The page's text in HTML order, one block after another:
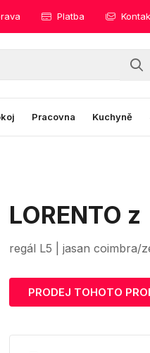
Platba
Pracovna Kuchyně
LORENTO z
regál L5 | jasan coimbra/
PRODEJ TOHOTO